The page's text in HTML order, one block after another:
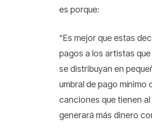
es porque:
“Es mejor que estas
pagos a los artistas
se distribuyan en
umbral de pago
canciones que tienen
generará más dinero